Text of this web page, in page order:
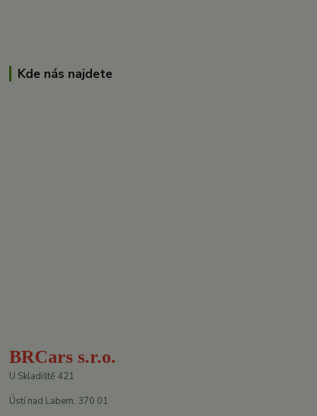
Kde nás najdete
BRCars s.r.o.
U Skladiště 421
Ústí nad Labem, 370 01